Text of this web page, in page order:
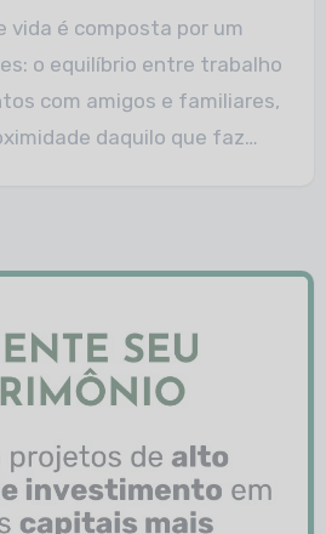
o equilíbrio entre trabalho
com amigos e familiares,
daquilo que faz…